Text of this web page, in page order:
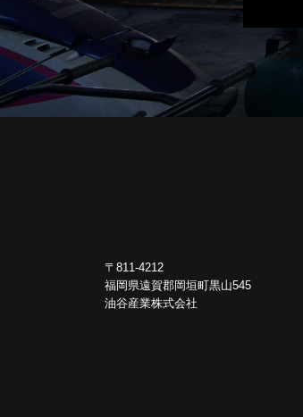
〒811-4212
福岡県遠賀郡岡垣町黒山545
油谷産業株式会社